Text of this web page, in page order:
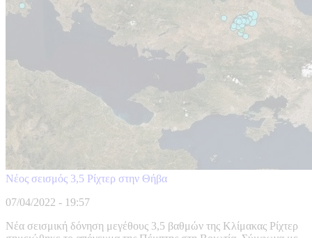
Νέος σεισμός 3,5 Ρίχτερ στην Θήβα
07/04/2022 - 19:57
Νέα σεισμική δόνηση μεγέθους 3,5 βαθμών της Κλίμακας Ρίχτερ